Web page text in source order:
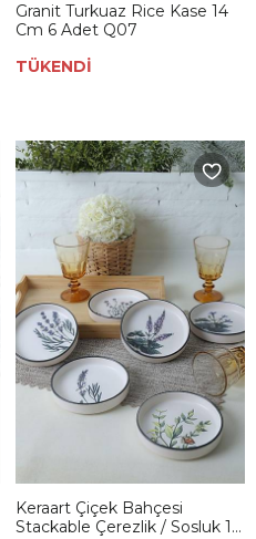
Granit Turkuaz Rice Kase 14
Cm 6 Adet Q07
TÜKENDİ
Keraart Çiçek Bahçesi
Stackable Çerezlik / Sosluk 14